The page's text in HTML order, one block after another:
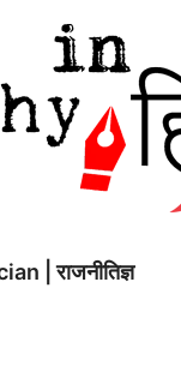
| राजनीतिज्ञ